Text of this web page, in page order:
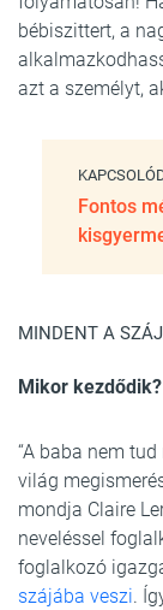
bébiszittert, a
azt a személyt,
Fontos
MINDENT A
Mikor kezdődik?
“A baba nem
világ
mondja Claire
neveléssel
foglalkozó
szájába veszi.